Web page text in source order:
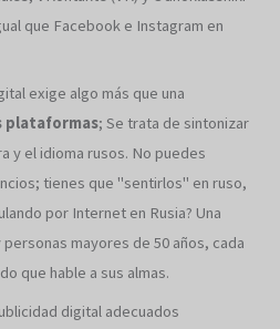
que Facebook e Instagram en
exige algo más que una
plataformas; Se trata de sintonizar
y el idioma rusos. No puedes
tienes que "sentirlos" en ruso,
por Internet en Rusia? Una
mayores de 50 años, cada
que hable a sus almas.
digital adecuados